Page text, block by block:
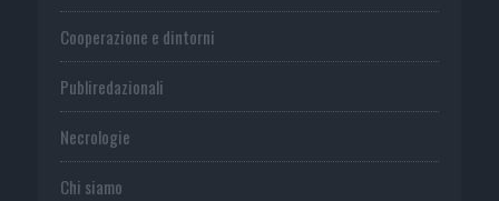
Cooperazione e dintorni
Publiredazionali
Necrologie
Chi siamo